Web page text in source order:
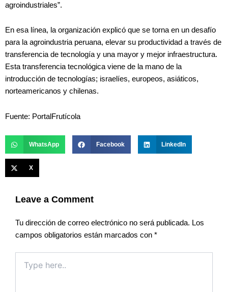
agroindustriales”.
En esa línea, la organización explicó que se torna en un desafío
para la agroindustria peruana, elevar su productividad a través de
transferencia de tecnología y una mayor y mejor infraestructura.
Esta transferencia tecnológica viene de la mano de la
introducción de tecnologías; israelíes, europeos, asiáticos,
norteamericanos y chilenas.
Fuente: PortalFrutícola
WhatsApp Facebook LinkedIn
X
Leave a Comment
Tu dirección de correo electrónico no será publicada. Los
campos obligatorios están marcados con *
here..